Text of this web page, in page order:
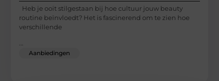
Heb je ooit stilgestaan bij hoe cultuur jouw beauty
routine beïnvloedt? Het is fascinerend om te zien hoe
verschillende
Aanbiedingen